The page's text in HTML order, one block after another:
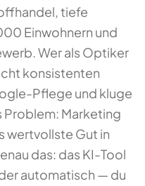
tiefe
Einwohnern und
Wer als Optiker
konsistenten
Pflege und kluge
Problem: Marketing
wertvollste Gut in
das: das KI-Tool
automatisch — du